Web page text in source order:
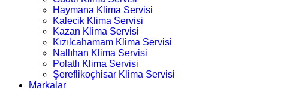
Haymana Klima Servisi
Kalecik Klima Servisi
Kazan Klima Servisi
Kızılcahamam Klima Servisi
Nallıhan Klima Servisi
Polatlı Klima Servisi
Şereflikoçhisar Klima Servisi
Markalar